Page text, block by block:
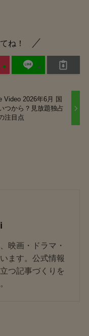
ね！
Video 2026年6月 国
つから？見放題独占
注目点
映画・ドラマ・
ます。公式情報
つ記事づくりを